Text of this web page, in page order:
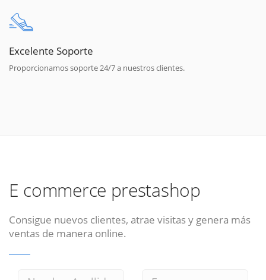
Excelente Soporte
Proporcionamos soporte 24/7 a nuestros clientes.
E commerce prestashop
Consigue nuevos clientes, atrae visitas y genera más
ventas de manera online.